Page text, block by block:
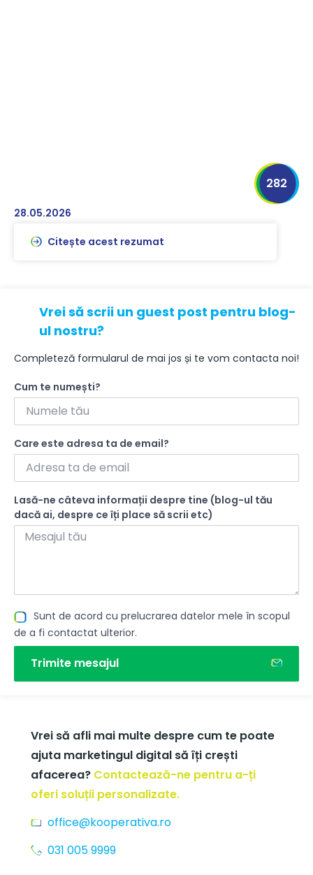
28.05.2026
282
Citește acest rezumat
Vrei să scrii un guest post pentru blog-
ul nostru?
Completeză formularul de mai jos și te vom contacta noi!
Cum te numești?
Care este adresa ta de email?
Lasă-ne câteva informații despre tine (blog-ul tău
dacă ai, despre ce îți place să scrii etc)
Sunt de acord cu prelucrarea datelor mele în scopul
de a fi contactat ulterior.
Trimite mesajul
Vrei să afli mai multe despre cum te poate
ajuta marketingul digital să îți crești
afacerea? Contactează-ne pentru a-ți
oferi soluții personalizate.
office@kooperativa.ro
031 005 9999